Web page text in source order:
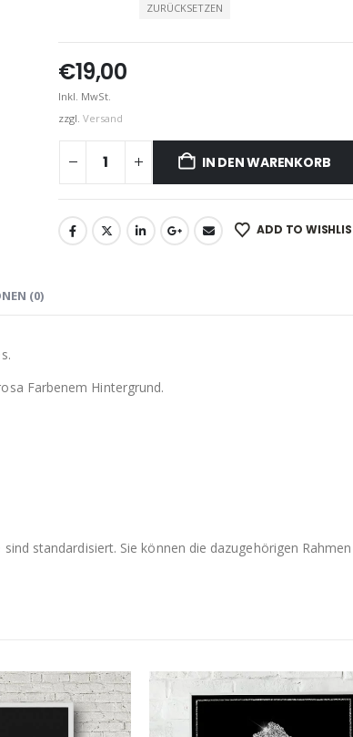
ZURÜCKSETZEN
€19,00
Inkl. MwSt.
zzgl. Versand
IN DEN WARENKORB
ADD TO
(0)
Farbenem Hintergrund.
standardisiert. Sie können die dazugehörigen